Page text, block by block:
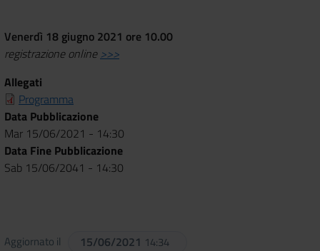
Venerdì 18 giugno 2021 ore 10.00
registrazione online >>>
Allegati
Programma
Data Pubblicazione
Mar 15/06/2021 - 14:30
Data Fine Pubblicazione
Sab 15/06/2041 - 14:30
Aggiornato il 15/06/2021 14:34